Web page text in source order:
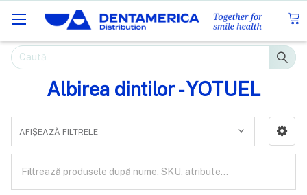
Caută
Albirea dintilor - YOTUEL
AFIȘEAZĂ FILTRELE